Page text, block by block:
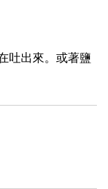
吐出來。或著鹽